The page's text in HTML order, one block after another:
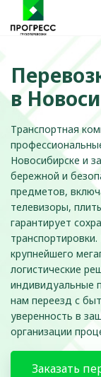
в
Транспортная
Новосибирске и
бережной и
предметов,
телевизоры,
гарантирует
крупнейшего
логистические
индивидуальные
нам переезд с
уверенность в
организации
Заказать